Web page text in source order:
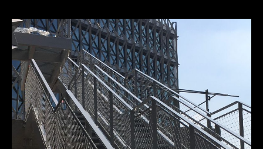
CLOUD